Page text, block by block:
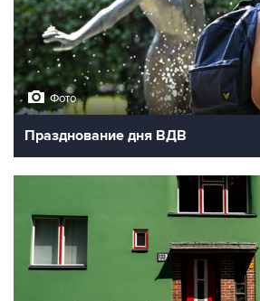
Фото
Празднование дня ВДВ